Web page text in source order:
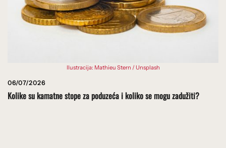
Ilustracija: Mathieu Stern / Unsplash
06/07/2026
Kolike su kamatne stope za poduzeća i koliko se mogu zadužiti?